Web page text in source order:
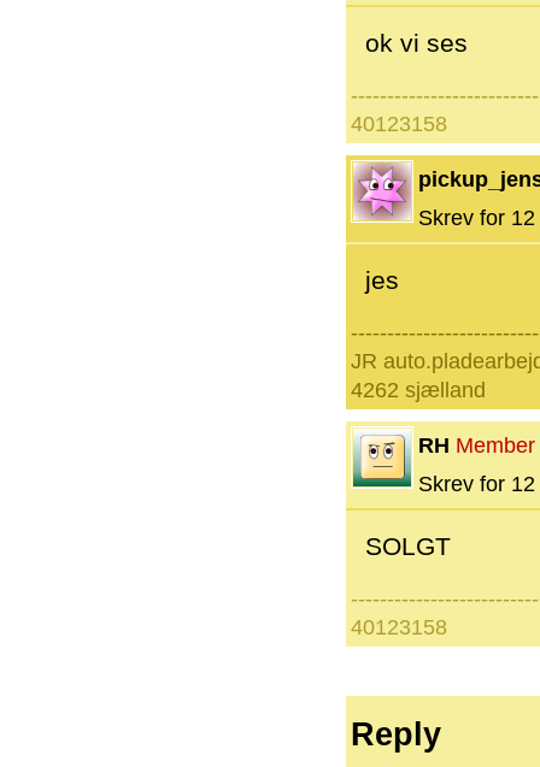
ok vi ses
40123158
Skrev for
jes
JR
4262 sjælland
RH Member
Skrev for
SOLGT
40123158
Reply